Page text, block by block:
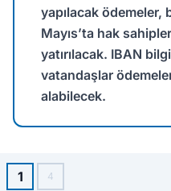
yapılacak ödemeler,
Mayıs’ta hak
yatırılacak. IBAN
vatandaşlar
alabilecek.
1 4